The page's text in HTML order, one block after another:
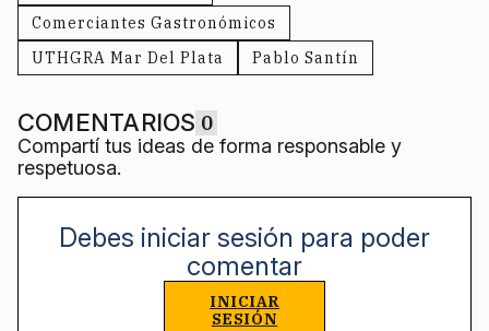
Comerciantes Gastronómicos
UTHGRA Mar Del Plata
Pablo Santín
COMENTARIOS 0
Compartí tus ideas de forma responsable y
respetuosa.
Debes iniciar sesión para poder
comentar
INICIAR
SESIÓN